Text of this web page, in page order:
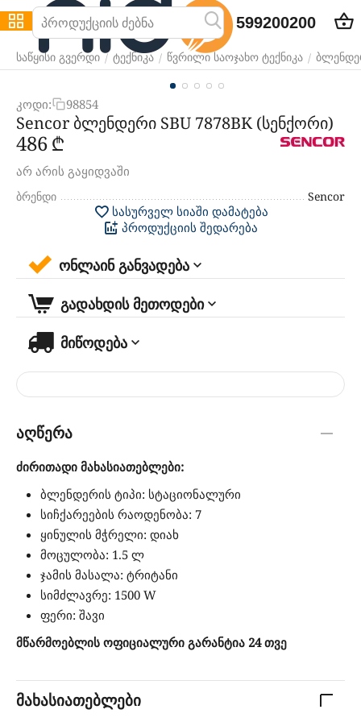
599200200
საწყისი გვერდი / ტექნიკა / წვრილი საოჯახო ტექნიკა /
კოდი: 98854
Sencor ბლენდერი SBU 7878BK (სენქორი)
‍486‍₾
არ არის გაყიდვაში
ბრენდი Sencor
სასურველ სიაში დამატება
პროდუქციის შედარება
ონლაინ განვადება
გადახდის მეთოდები
მიწოდება
აღწერა
ძირითადი მახასიათებლები:
ბლენდერის ტიპი: სტაციონალური
სიჩქარეების რაოდენობა: 7
ყინულის მჭრელი: დიახ
მოცულობა: 1.5 ლ
ჯამის მასალა: ტრიტანი
სიმძლავრე: 1500 W
ფერი: შავი
მწარმოებლის ოფიციალური გარანტია 24 თვე
მახასიათებლები